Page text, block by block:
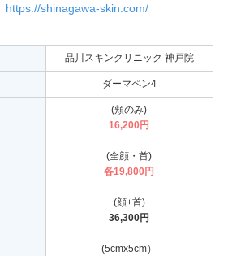
https://shinagawa-skin.com/
品川スキンクリニック 神戸院
ダーマペン4
(頬のみ)
16,200円
(全顔・首)
各19,800円
(顔+首)
36,300円
(5cmx5cm）